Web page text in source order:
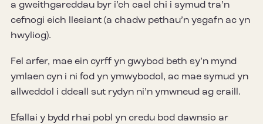
a gweithgareddau byr i’ch cael chi i symud tra’n
cefnogi eich llesiant (a chadw pethau’n ysgafn ac yn
hwyliog).
Fel arfer, mae ein cyrff yn gwybod beth sy’n mynd
ymlaen cyn i ni fod yn ymwybodol, ac mae symud yn
allweddol i ddeall sut rydyn ni’n ymwneud ag eraill.
Efallai y bydd rhai pobl yn credu bod dawnsio ar